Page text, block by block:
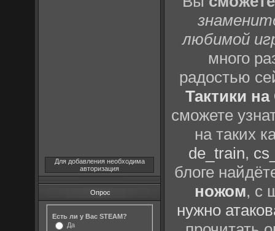
Для добавления необходима
авторизация
Опрос
Есть ли у Вас STEAM?
Да
любимой
много
радостью
Тактики
сможете
на таких
de_train,
блоге
ножом, с
нужно